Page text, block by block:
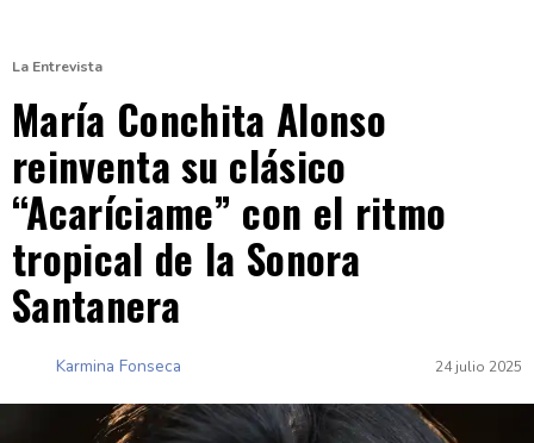
La Entrevista
María Conchita Alonso
reinventa su clásico
“Acaríciame” con el ritmo
tropical de la Sonora
Santanera
Karmina Fonseca 24 julio 2025